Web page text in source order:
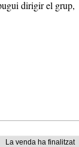
La venda ha finalitzat